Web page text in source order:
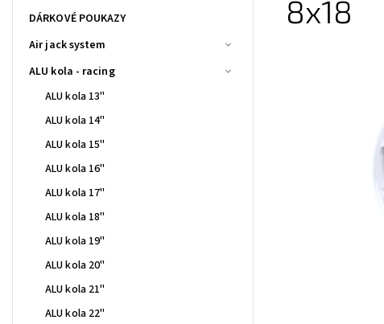
DÁRKOVÉ POUKAZY
Air jack system
ALU kola - racing
ALU kola 13"
ALU kola 14"
ALU kola 15"
ALU kola 16"
ALU kola 17"
ALU kola 18"
ALU kola 19"
ALU kola 20"
ALU kola 21"
ALU kola 22"
8x18